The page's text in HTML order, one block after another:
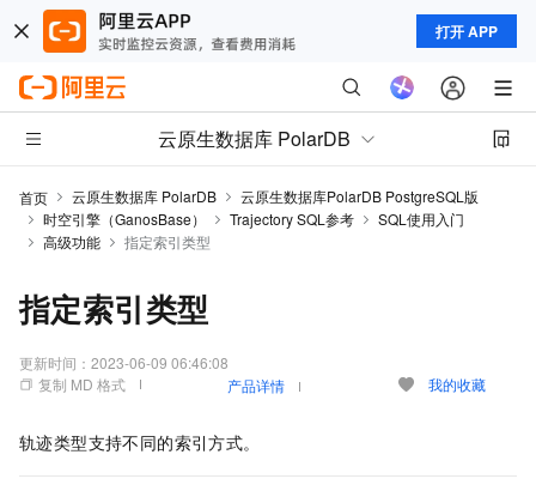
打开 APP
云原生数据库 PolarDB
首页 云原生数据库 PolarDB
云原生数据库PolarDB PostgreSQL版
时空引擎（GanosBase）
Trajectory SQL参考
SQL使用入门
高级功能
指定索引类型
指定索引类型
更新时间： 2023-06-09 06:46:08
复制 MD 格式
产品详情 我的收藏
轨迹类型支持不同的索引方式。